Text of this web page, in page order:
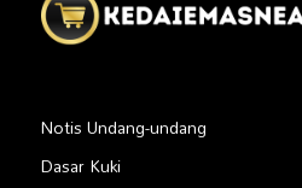
Notis Undang-undang
Dasar Kuki